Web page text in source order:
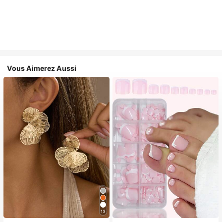
Vous Aimerez Aussi
13